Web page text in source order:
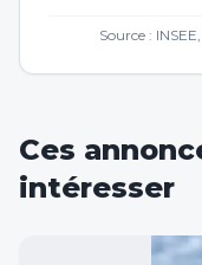
Source :
Ces
intéresser